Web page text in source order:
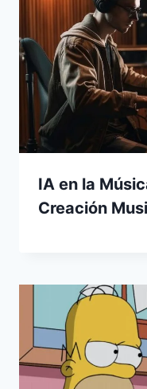
IA en la
Creación